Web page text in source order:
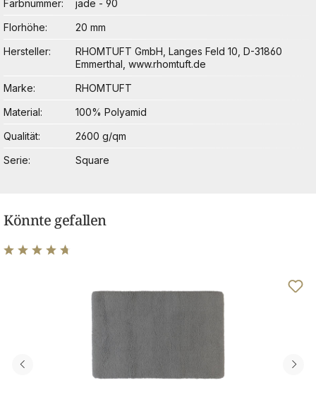
Farbnummer
jade - 90
Florhöhe
20 mm
Hersteller
RHOMTUFT GmbH, Langes Feld 10, D-31860
Emmerthal, www.rhomtuft.de
Marke
RHOMTUFT
Material
100% Polyamid
Qualität
2600 g/qm
Serie
Square
Könnte gefallen